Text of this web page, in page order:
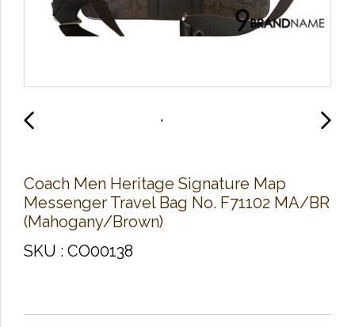
Coach Men Heritage Signature Map
Messenger Travel Bag No. F71102 MA/BR
(Mahogany/Brown)
SKU : CO00138